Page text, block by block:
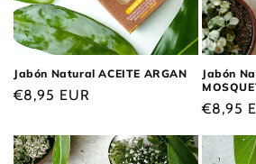
Jabón Natural ACEITE ARGAN
Precio
€8,95 EUR
Jabón
Precio
€8,95